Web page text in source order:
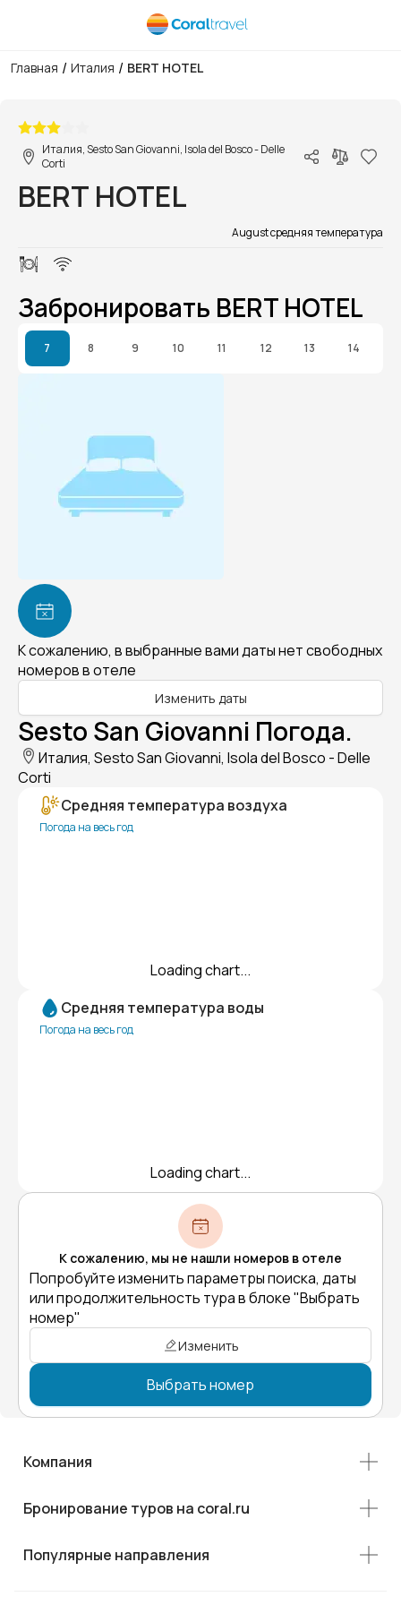
Главная / Италия / BERT HOTEL
Италия, Sesto San Giovanni, Isola del Bosco - Delle
Corti
BERT HOTEL
August средняя температура
Забронировать BERT HOTEL
7 8 9 10 11 12 13 14
К сожалению, в выбранные вами даты нет свободных
номеров в отеле
Изменить даты
Sesto San Giovanni Погода.
Италия, Sesto San Giovanni, Isola del Bosco - Delle
Corti
Средняя температура воздуха
Погода на весь год
Loading chart...
Средняя температура воды
Погода на весь год
Loading chart...
К сожалению, мы не нашли номеров в отеле
Попробуйте изменить параметры поиска, даты
или продолжительность тура в блоке "Выбрать
номер"
Изменить
Выбрать номер
Компания
Бронирование туров на coral.ru
Популярные направления